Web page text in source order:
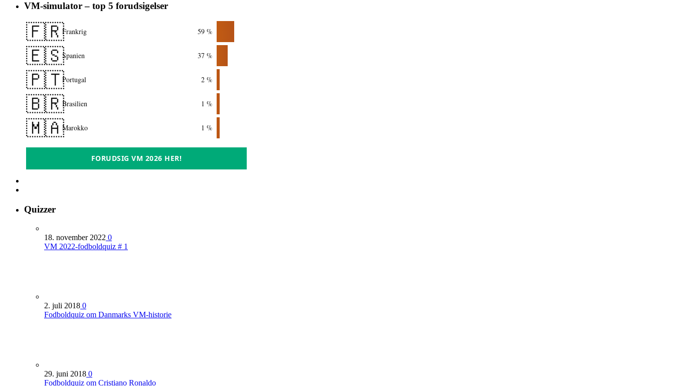
VM-simulator – top 5 forudsigelser
🇫🇷Frankrig 59 %
🇪🇸Spanien 37 %
🇵🇹Portugal 2 %
🇧🇷Brasilien 1 %
🇲🇦Marokko 1 %
FORUDSIG VM 2026 HER!
Quizzer
18. november 2022 0
VM 2022-fodboldquiz # 1
2. juli 2018 0
Fodboldquiz om Danmarks VM-historie
29. juni 2018 0
Fodboldquiz om Cristiano Ronaldo